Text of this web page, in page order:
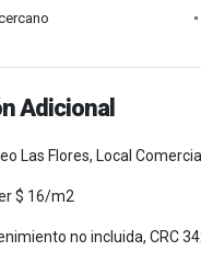
Adicional
Las Flores, Local
$ 16/m2
no incluida, CRC